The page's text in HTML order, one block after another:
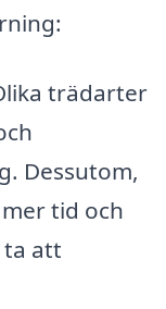
trädarter
Dessutom,
tid och
att